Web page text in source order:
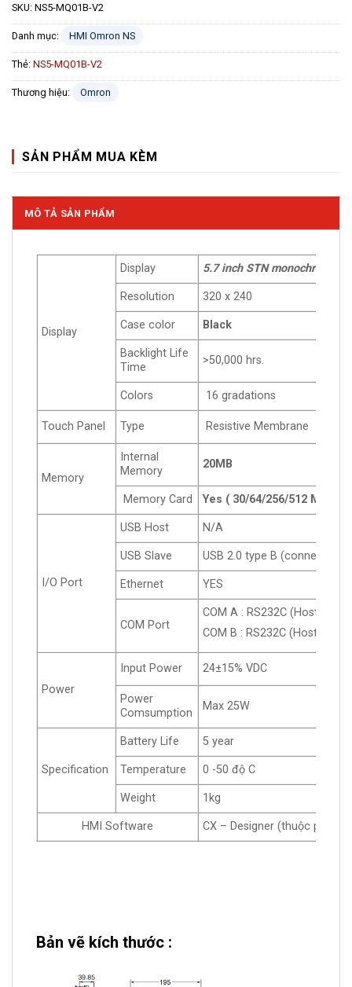
SKU: NS5-MQ01B-V2
Danh mục: HMI Omron NS
Thẻ: NS5-MQ01B-V2
Thương hiệu: Omron
SẢN PHẨM MUA KÈM
MÔ TẢ SẢN PHẨM
Display
Display 5.7 inch STN monochrome
Resolution 320 x 240
Case color Black
Backlight Life
Time
>50,000 hrs.
Colors 16 gradations
Touch Panel Type Resistive Membrane
Memory
Internal
Memory
20MB
Memory Card Yes ( 30/64/256/512 MB)
I/O Port
USB Host N/A
USB Slave USB 2.0 type B (connect CX-
Ethernet YES
COM Port
COM A : RS232C (Host Link)
COM B : RS232C (Host Link)
Power
Input Power 24±15% VDC
Power
Comsumption
Max 25W
Specification
Battery Life 5 year
Temperature 0 -50 độ C
Weight 1kg
HMI Software CX – Designer (thuộc phần
Bản vẽ kích thước :